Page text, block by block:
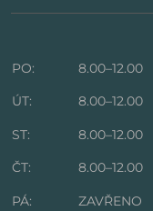
PO: 8.00–12.00
ÚT:
8.00–12.00
ST:
8.00–12.00
ČT:
8.00–12.00
PÁ:
ZAVŘENO